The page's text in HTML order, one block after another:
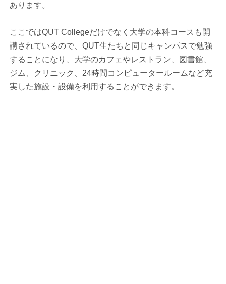
あります。
ここではQUT Collegeだけでなく大学の本科コースも開
講されているので、QUT生たちと同じキャンパスで勉強
することになり、大学のカフェやレストラン、図書館、
ジム、クリニック、24時間コンピュータールームなど充
実した施設・設備を利用することができます。